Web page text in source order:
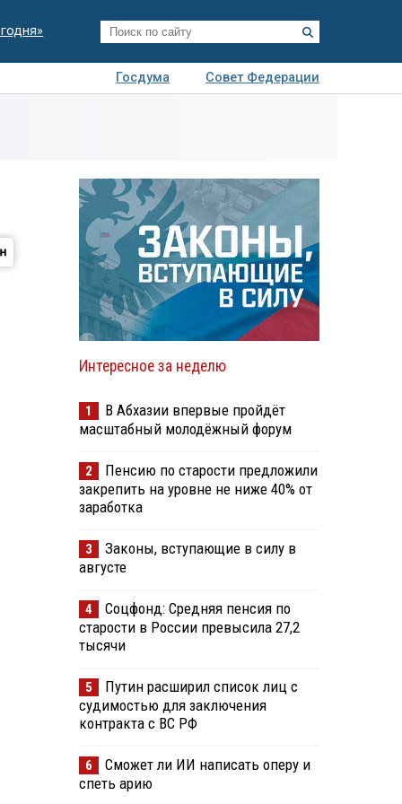
Госдума
Совет Федерации
Интересное за неделю
1
В Абхазии впервые пройдёт
масштабный молодёжный форум
2
Пенсию по старости предложили
закрепить на уровне не ниже 40% от
заработка
3
Законы, вступающие в силу в
августе
4
Соцфонд: Средняя пенсия по
старости в России превысила 27,2
тысячи
5
Путин расширил список лиц с
судимостью для заключения
контракта с ВС РФ
6
Сможет ли ИИ написать оперу и
спеть арию